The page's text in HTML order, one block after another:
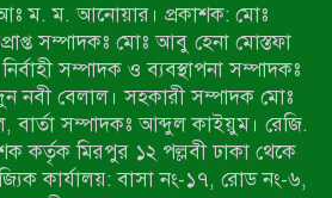
পড়ুয়া কন্যাকে উত্ত্যক্ত করার
করায় পিতাকে কু*পি*য়ে
গণঅভ্যুত্থান দিবস-২০২৬ উপলক্ষে
শহিদদের স্মরণে দোয়া
ও আলোচনা সভা অনুষ্ঠিত
আঃ ম. ম. আনোয়ার। প্রকাশক: মোঃ
সম্পাদকঃ মোঃ আবু হেনা মোস্তফা
সম্পাদক ও ব্যবস্থাপনা সম্পাদকঃ
নবী বেলাল। সহকারী সম্পাদক মোঃ
সম্পাদকঃ আব্দুল কাইয়ুম। রেজি.
কর্তৃক মিরপুর ১২ পল্লবী ঢাকা থেকে
কার্যালয়: বাসা নং-১৭, রোড নং-৬,